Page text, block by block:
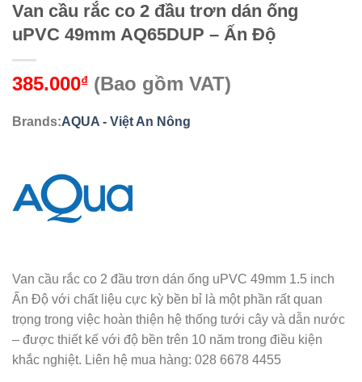
Van cầu rắc co 2 đầu trơn dán ống
uPVC 49mm AQ65DUP – Ấn Độ
385.000₫ (Bao gồm VAT)
Brands:AQUA - Việt An Nông
Van cầu rắc co 2 đầu trơn dán ống uPVC 49mm 1.5 inch
Ấn Độ với chất liệu cực kỳ bền bỉ là một phần rất quan
trọng trong việc hoàn thiện hệ thống tưới cây và dẫn nước
– được thiết kế với độ bền trên 10 năm trong điều kiện
khắc nghiệt. Liên hệ mua hàng: 028 6678 4455